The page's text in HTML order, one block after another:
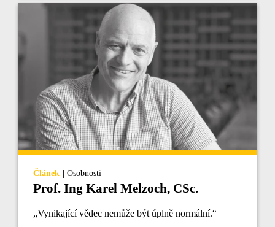
Článek | Osobnosti
Prof. Ing Karel Melzoch, CSc.
„Vynikající vědec nemůže být úplně normální.“